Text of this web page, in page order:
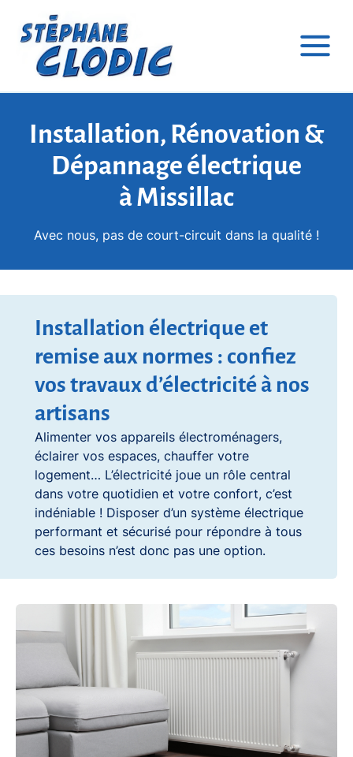
Installation, Rénovation &
Dépannage électrique
à Missillac
Avec nous, pas de court-circuit dans la qualité !
Installation électrique et
remise aux normes : confiez
vos travaux d’électricité à nos
artisans
Alimenter vos appareils électroménagers,
éclairer vos espaces, chauffer votre
logement… L’électricité joue un rôle central
dans votre quotidien et votre confort, c’est
indéniable ! Disposer d’un système électrique
performant et sécurisé pour répondre à tous
ces besoins n’est donc pas une option.